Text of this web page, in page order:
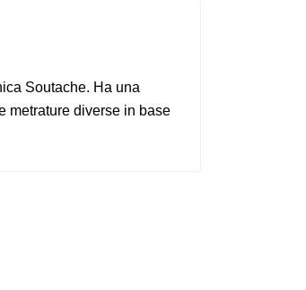
Soutache. Ha una
metrature diverse in base